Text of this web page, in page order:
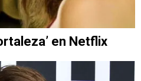
en Netflix